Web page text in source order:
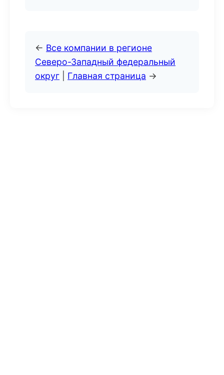
← Все компании в регионе
Северо-Западный федеральный
округ
Главная страница →